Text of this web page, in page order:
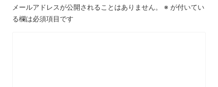
メールアドレスが公開されることはありません。 ※ が付いてい
る欄は必須項目です